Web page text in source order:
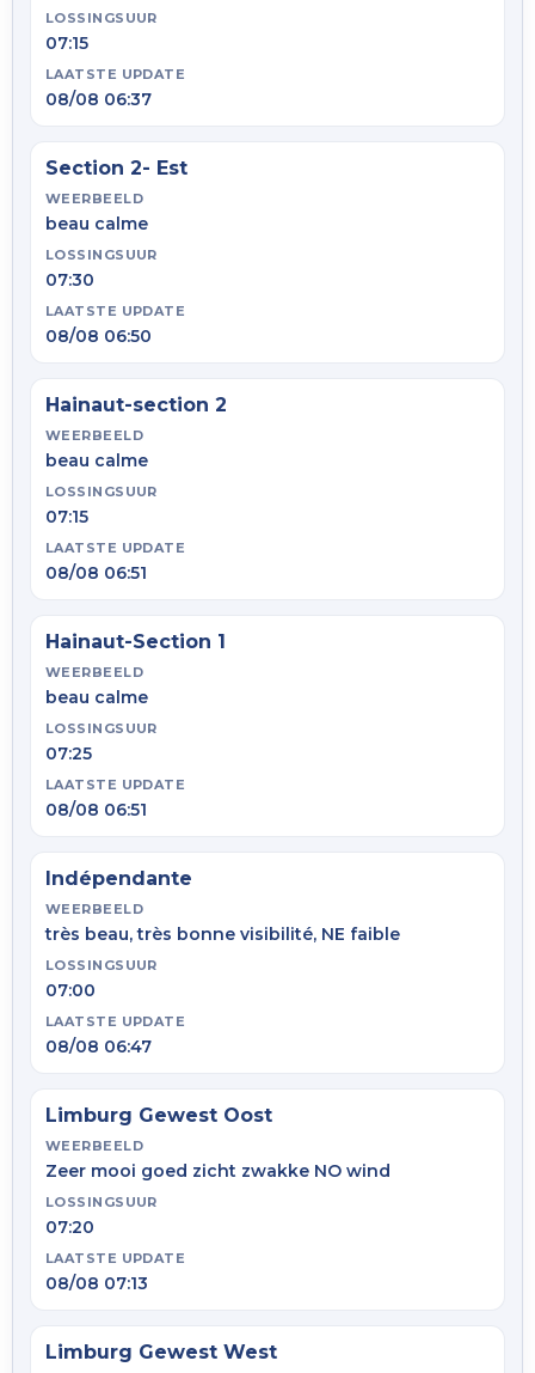
LOSSINGSUUR
07:15
LAATSTE UPDATE
08/08 06:37
Section 2- Est
WEERBEELD
beau calme
LOSSINGSUUR
07:30
LAATSTE UPDATE
08/08 06:50
Hainaut-section 2
WEERBEELD
beau calme
LOSSINGSUUR
07:15
LAATSTE UPDATE
08/08 06:51
Hainaut-Section 1
WEERBEELD
beau calme
LOSSINGSUUR
07:25
LAATSTE UPDATE
08/08 06:51
Indépendante
WEERBEELD
très beau, très bonne visibilité, NE faible
LOSSINGSUUR
07:00
LAATSTE UPDATE
08/08 06:47
Limburg Gewest Oost
WEERBEELD
Zeer mooi goed zicht zwakke NO wind
LOSSINGSUUR
07:20
LAATSTE UPDATE
08/08 07:13
Limburg Gewest West